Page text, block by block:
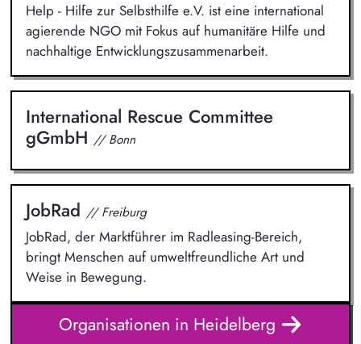
Help - Hilfe zur Selbsthilfe e.V. ist eine international
agierende NGO mit Fokus auf humanitäre Hilfe und
nachhaltige Entwicklungszusammenarbeit.
International Rescue Committee
gGmbH // Bonn
JobRad // Freiburg
JobRad, der Marktführer im Radleasing-Bereich,
bringt Menschen auf umweltfreundliche Art und
Weise in Bewegung.
Organisationen in Heidelberg